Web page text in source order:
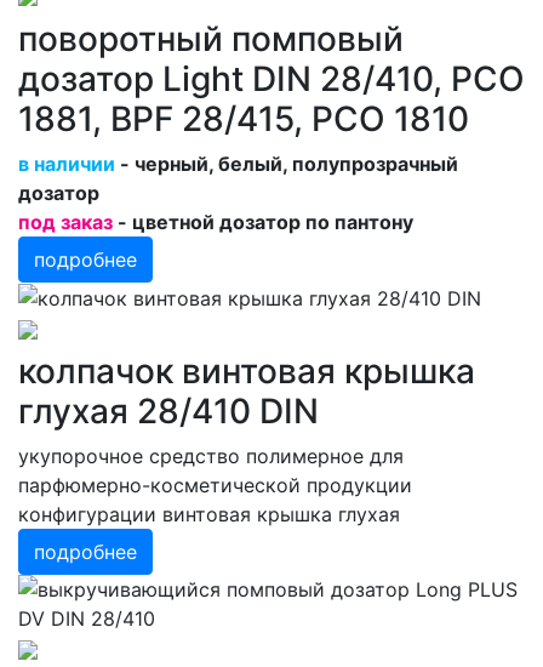
поворотный помповый
дозатор Light DIN 28/410, PCO
1881, BPF 28/415, PCO 1810
в наличии - черный, белый, полупрозрачный
дозатор
под заказ - цветной дозатор по пантону
подробнее
колпачок винтовая крышка
глухая 28/410 DIN
укупорочное средство полимерное для
парфюмерно-косметической продукции
конфигурации винтовая крышка глухая
подробнее